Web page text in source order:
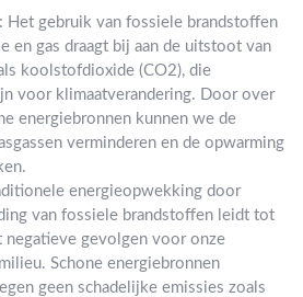
Het gebruik van fossiele brandstoffen
en gas draagt bij aan de uitstoot van
koolstofdioxide (CO2), die
voor klimaatverandering. Door over
energiebronnen kunnen we de
verminderen en de opwarming
energieopwekking door
van fossiele brandstoffen leidt tot
negatieve gevolgen voor onze
Schone energiebronnen
geen schadelijke emissies zoals